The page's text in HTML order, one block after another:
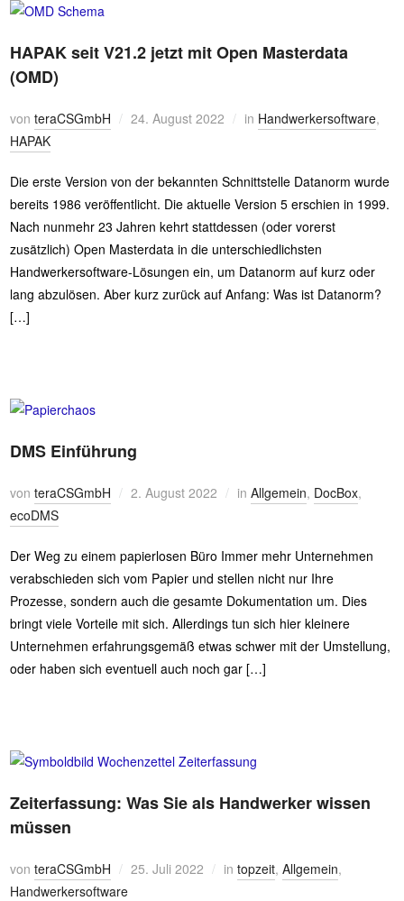
HAPAK seit V21.2 jetzt mit Open Masterdata
(OMD)
vonteraCSGmbH 24. August 2022 in Handwerkersoftware,
HAPAK
Die erste Version von der bekannten Schnittstelle Datanorm wurde
bereits 1986 veröffentlicht. Die aktuelle Version 5 erschien in 1999.
Nach nunmehr 23 Jahren kehrt stattdessen (oder vorerst
zusätzlich) Open Masterdata in die unterschiedlichsten
Handwerkersoftware-Lösungen ein, um Datanorm auf kurz oder
lang abzulösen. Aber kurz zurück auf Anfang: Was ist Datanorm?
[…]
DMS Einführung
vonteraCSGmbH 2. August 2022 inAllgemein, DocBox,
ecoDMS
Der Weg zu einem papierlosen Büro Immer mehr Unternehmen
verabschieden sich vom Papier und stellen nicht nur Ihre
Prozesse, sondern auch die gesamte Dokumentation um. Dies
bringt viele Vorteile mit sich. Allerdings tun sich hier kleinere
Unternehmen erfahrungsgemäß etwas schwer mit der Umstellung,
oder haben sich eventuell auch noch gar […]
Zeiterfassung: Was Sie als Handwerker wissen
müssen
vonteraCSGmbH 25. Juli 2022 intopzeit,Allgemein,
Handwerkersoftware